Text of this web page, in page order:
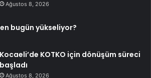
Ağustos 8, 2026
bugün yükseliyor?
Kocaeli’de KOTKO için dönüşüm süreci
başladı
Ağustos 8, 2026